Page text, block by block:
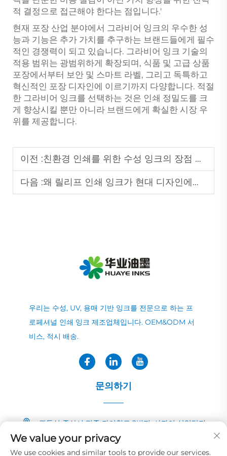
적 결정으로 접근해야 한다는 점입니다.'
현재 포장 산업 분야에서 그라비어 잉크의 우수한 성
능과 기능은 추가 가치를 추구하는 브랜드들에게 필수
적인 경쟁력이 되고 있습니다. 그라비어 잉크 기술의
적용 범위는 광범위하게 확장되며, 식품 및 고급 상품
포장에서부터 보안 및 스마트 라벨, 그리고 독특하고
혁신적인 포장 디자인에 이르기까지 다양합니다. 적절
한 그라비어 잉크를 선택하는 것은 인쇄 정밀도를 크
게 향상시킬 뿐만 아니라 브랜드에게 확실한 시장 우
위를 제공합니다.
이전 :친환경 인쇄를 위한 수성 잉크의 장점 탐구
다음 :왜 릴리프 인쇄 잉크가 현대 디자인에서 인기를 끌고 있는가
우리는 수성, UV, 용매 기반 잉크를 전문으로 하는 프
로페셔널 인쇄 잉크 제조업체입니다. OEM&ODM 서
비스, 적시 배송.
문의하기
광둥성 중산시 민중 자이칭로 2번지, 샤자이 산업단지
+86-13726040081
We value your privacy
We use cookies and similar tools to provide our services.